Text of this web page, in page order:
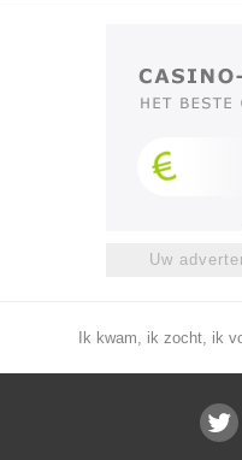
Uw
Ik kwam, ik zocht, ik